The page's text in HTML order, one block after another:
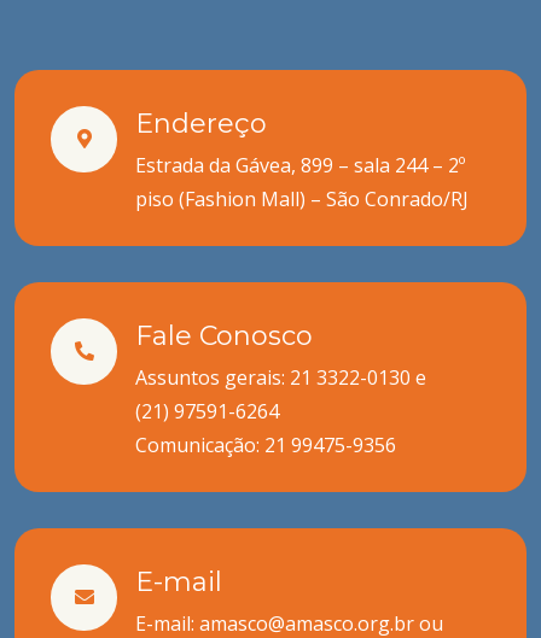
Endereço
Estrada da Gávea, 899 – sala 244 – 2º
piso (Fashion Mall) – São Conrado/RJ
Fale Conosco
Assuntos gerais: 21 3322-0130 e
(21) 97591-6264
Comunicação: 21 99475-9356
E-mail
E-mail: amasco@amasco.org.br ou